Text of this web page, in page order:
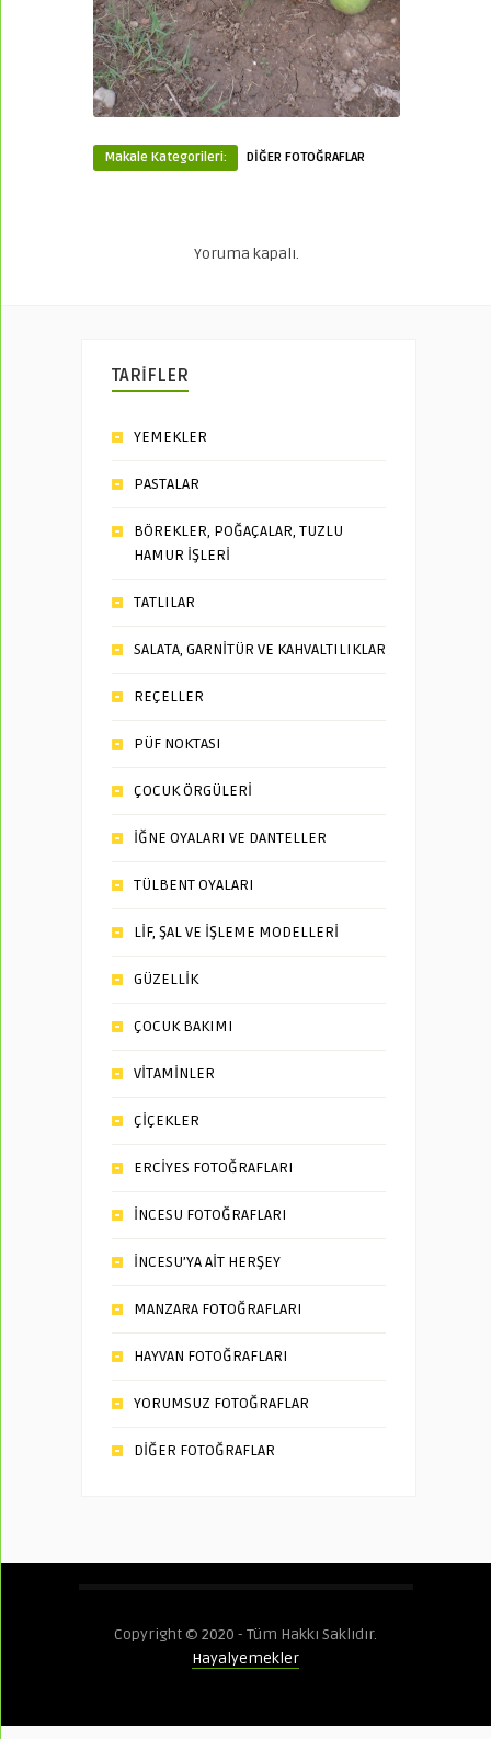
Makale Kategorileri: DİĞER FOTOĞRAFLAR
Yoruma kapalı.
TARİFLER
YEMEKLER
PASTALAR
BÖREKLER, POĞAÇALAR, TUZLU
HAMUR İŞLERİ
TATLILAR
SALATA, GARNİTÜR VE KAHVALTILIKLAR
REÇELLER
PÜF NOKTASI
ÇOCUK ÖRGÜLERİ
İĞNE OYALARI VE DANTELLER
TÜLBENT OYALARI
LİF, ŞAL VE İŞLEME MODELLERİ
GÜZELLİK
ÇOCUK BAKIMI
VİTAMİNLER
ÇİÇEKLER
ERCİYES FOTOĞRAFLARI
İNCESU FOTOĞRAFLARI
İNCESU’YA AİT HERŞEY
MANZARA FOTOĞRAFLARI
HAYVAN FOTOĞRAFLARI
YORUMSUZ FOTOĞRAFLAR
DİĞER FOTOĞRAFLAR
Copyright © 2020 - Tüm Hakkı Saklıdır.
Hayalyemekler